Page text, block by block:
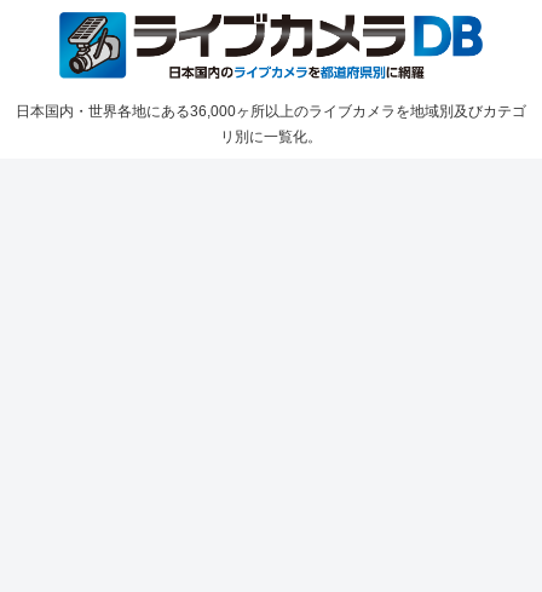
日本国内・世界各地にある36,000ヶ所以上のライブカメラを地域別及びカテゴ
リ別に一覧化。